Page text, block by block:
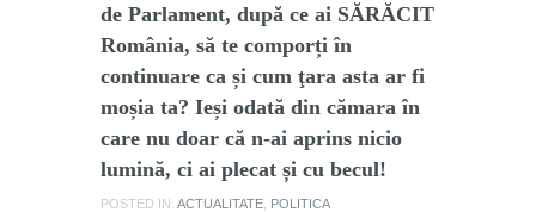
de Parlament, după ce ai SĂRĂCIT
România, să te comporți în
continuare ca și cum ţara asta ar fi
moșia ta? Ieși odată din cămara în
care nu doar că n-ai aprins nicio
lumină, ci ai plecat și cu becul!
POSTED IN: ACTUALITATE POLITICA